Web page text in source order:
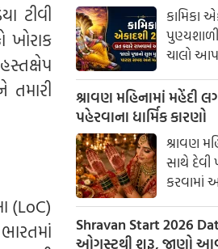
ટીવી
ખોરાક
(LoC)
શુભ મુહૂર્ત
કામિકા
ચાલો
ચોક્કસ
શ્રાવણ મહિનામાં
પહેરવાના ધાર્મિક કારણો
શ્રાવણ
સાથે દેવી
કરવામાં
અને
મહેંદી
કપડાં
Shravan Start 2026
ઓગસ્ટથી શરૂ, જાણો